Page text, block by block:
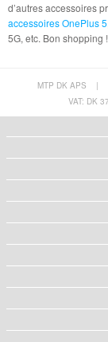
d’autres accessoires
accessoires OnePlus 5
5G, etc. Bon shopping !
MTP DK APS |
VAT: DK